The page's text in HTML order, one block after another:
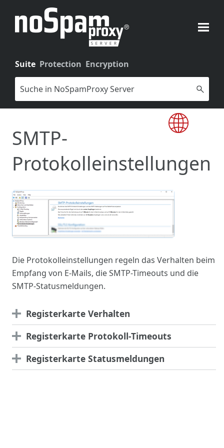
Zu Hauptinhalt springen
Suite Protection Encryption
SMTP-
Protokolleinstellungen
Die Protokolleinstellungen regeln das Verhalten beim
Empfang von E-Mails, die SMTP-Timeouts und die
SMTP-Statusmeldungen.
RegisterkarteVerhalten
Registerkarte Protokoll-Timeouts
RegisterkarteStatusmeldungen